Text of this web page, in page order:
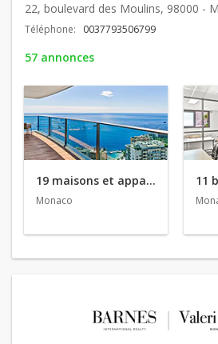
22, boulevard des Moulins, 98000 -
Téléphone: 0037793506799
57 annonces
19 maisons et appartements en vente
Monaco